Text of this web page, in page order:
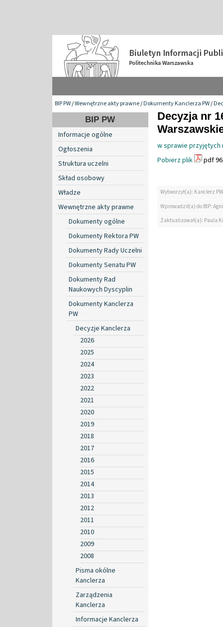
BIP PW/Wewnętrzne akty prawne/Dokumenty Kanclerza PW/
BIP PW
Informacje ogólne
Ogłoszenia
Struktura uczelni
Skład osobowy
Władze
Wewnętrzne akty prawne
Dokumenty ogólne
Dokumenty Rektora PW
Dokumenty Rady Uczelni
Dokumenty Senatu PW
Dokumenty Rad
Naukowych Dyscyplin
Dokumenty Kanclerza
PW
Decyzje Kanclerza
2026
2025
2024
2023
2022
2021
2020
2019
2018
2017
2016
2015
2014
2013
2012
2011
2010
2009
2008
Pisma okólne
Kanclerza
Zarządzenia
Kanclerza
Informacje Kanclerza
Decyzja nr
w sprawie przyjętych
Pobierz plik
pdf
Wytworzył(a): Kanclerz PW
Wprowadził(a) do BIP:
Zaktualizował(a): Paula